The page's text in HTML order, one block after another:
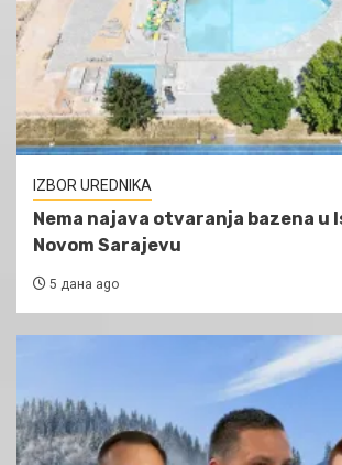
IZBOR UREDNIKA
Nema najava otvaranja bazena u
Novom Sarajevu
5 дана ago